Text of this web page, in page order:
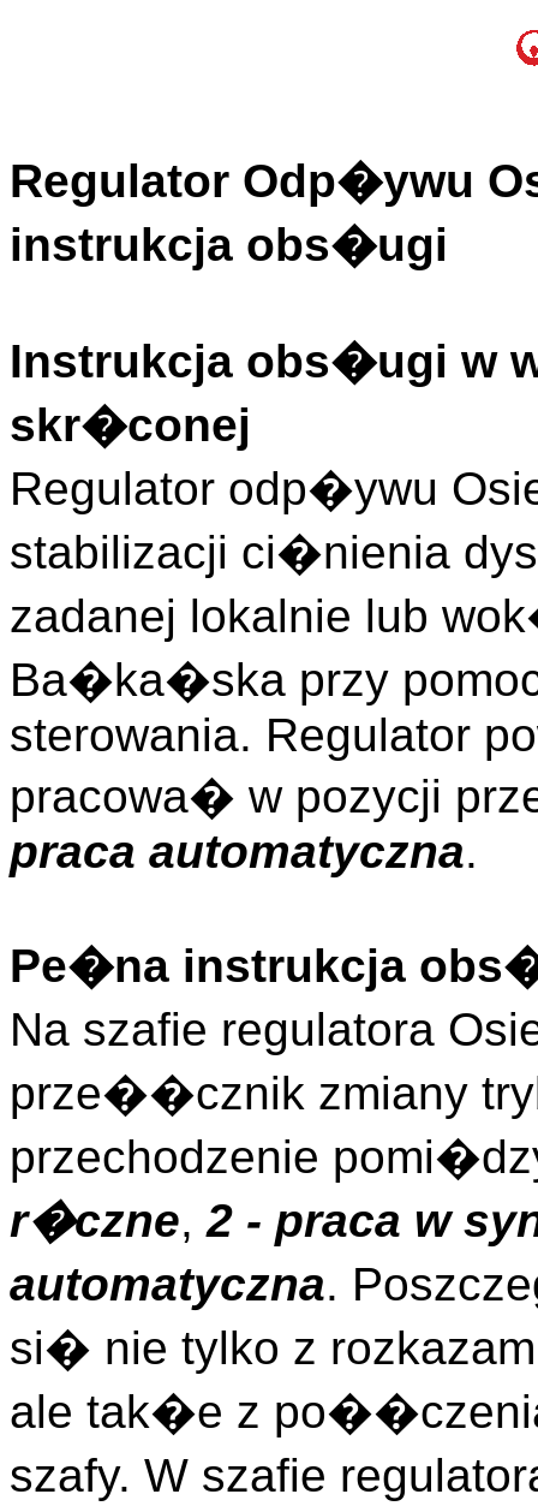
Regulator Odp�ywu
instrukcja obs�ugi
Instrukcja obs�ugi w
skr�conej
Regulator odp�ywu
stabilizacji ci�nienia
zadanej lokalnie lub
Ba�ka�ska przy
sterowania. Regulator
pracowa� w pozycji
praca automatyczna.
Pe�na instrukcja
Na szafie regulatora
prze��cznik zmiany
przechodzenie
r�czne,2 - praca w
automatyczna.
si� nie tylko z
ale tak�e z
szafy. W szafie